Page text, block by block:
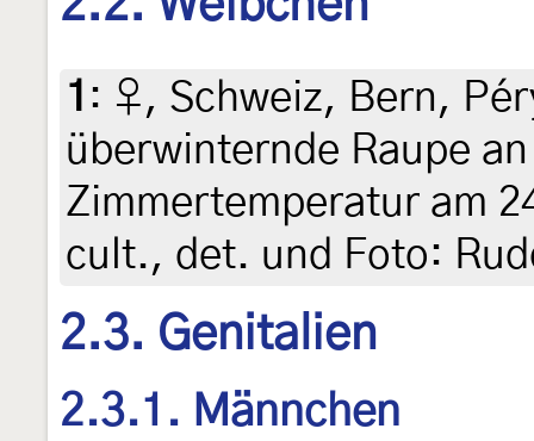
1 : ♀, Schweiz, Bern,
überwinternde Raupe
Zimmertemperatur am
cult., det. und Foto:
2.3. Genitalien
2.3.1. Männchen